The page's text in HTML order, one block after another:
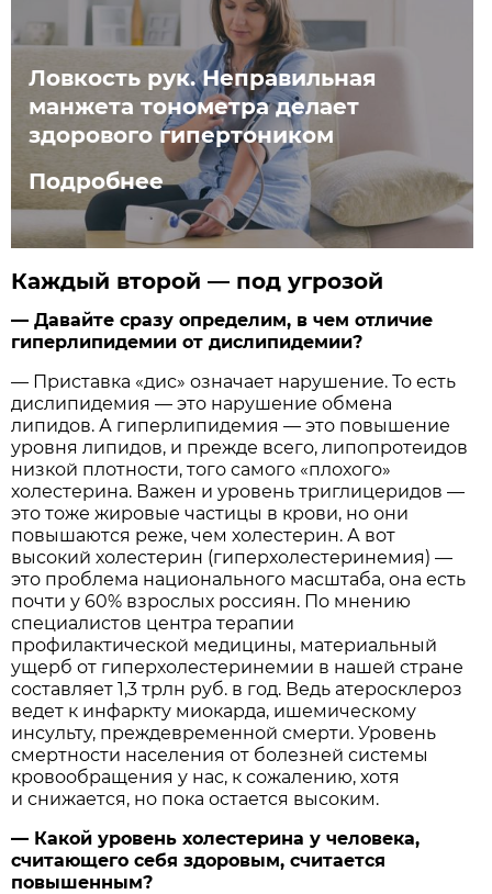
Ловкость рук. Неправильная
манжета тонометра делает
здорового гипертоником
Подробнее
Каждый второй — под угрозой
— Давайте сразу определим, в чем отличие
гиперлипидемии от дислипидемии?
— Приставка «дис» означает нарушение. То есть
дислипидемия — это нарушение обмена
липидов. А гиперлипидемия — это повышение
уровня липидов, и прежде всего, липопротеидов
низкой плотности, того самого «плохого»
холестерина. Важен и уровень триглицеридов —
это тоже жировые частицы в крови, но они
повышаются реже, чем холестерин. А вот
высокий холестерин (гиперхолестеринемия) —
это проблема национального масштаба, она есть
почти у 60% взрослых россиян. По мнению
специалистов центра терапии
профилактической медицины, материальный
ущерб от гиперхолестеринемии в нашей стране
составляет 1,3 трлн руб. в год. Ведь атеросклероз
ведет к инфаркту миокарда, ишемическому
инсульту, преждевременной смерти. Уровень
смертности населения от болезней системы
кровообращения у нас, к сожалению, хотя
и снижается, но пока остается высоким.
— Какой уровень холестерина у человека,
считающего себя здоровым, считается
повышенным?